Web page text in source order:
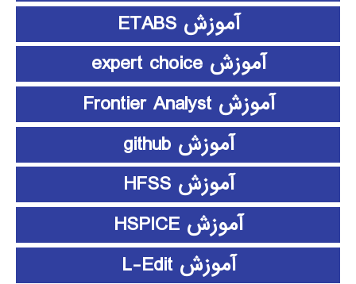
آموزش ETABS
آموزش expert choice
آموزش Frontier Analyst
آموزش github
آموزش HFSS
آموزش HSPICE
آموزش L-Edit